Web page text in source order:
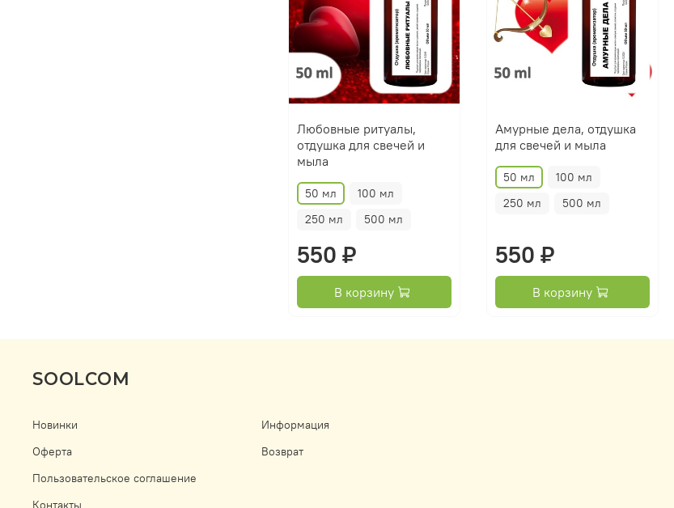
Любовные ритуалы,
отдушка для свечей и
мыла
50 мл
100 мл
250 мл
500 мл
550 ₽
В корзину
Амурные дела, отдушка
для свечей и мыла
50 мл
100 мл
250 мл
500 мл
550 ₽
В корзину
SOOLCOM
Новинки
Оферта
Пользовательское соглашение
Контакты
Информация
Возврат